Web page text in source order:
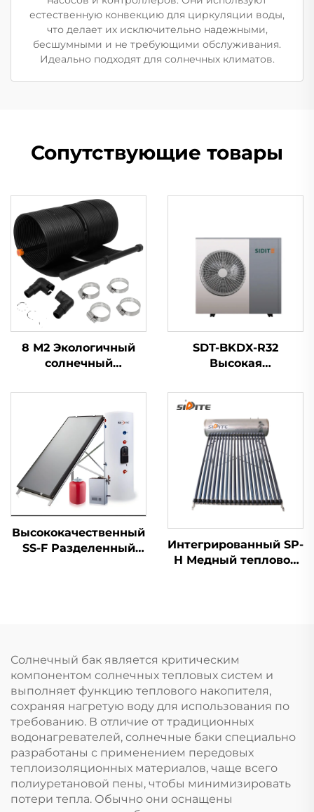
естественную конвекцию для циркуляции воды,
что делает их исключительно надежными,
бесшумными и не требующими обслуживания.
Идеально подходят для солнечных климатов.
Сопутствующие товары
8 М2 Экологичный
солнечный
на открытом воздухе
из резинового
материала для
поглощения
солнечной энергии
водонагревателя
SDT-BKDX-R32
Высокая
BTU Тепловой Насос
Обогреватель
Экологичный
Воздушный Источник
для Домашнего
Офиса и
Коммерческих
Помещений Тихий
Высококачественный
SS-F Разделенный
Нержавеющей Стали
с Медной Змеевиком
Интегрированный SP-
H Медный тепловой
подключение для
отеля, напольный
Солнечный бак является критическим
компонентом солнечных тепловых систем и
выполняет функцию теплового накопителя,
сохраняя нагретую воду для использования по
требованию. В отличие от традиционных
водонагревателей, солнечные баки специально
разработаны с применением передовых
теплоизоляционных материалов, чаще всего
полиуретановой пены, чтобы минимизировать
потери тепла. Обычно они оснащены